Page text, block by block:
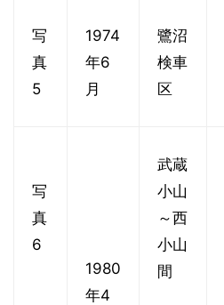
写
真
5
1974
年6
月
鷺沼
検車
区
写
真
6
1980
年4
武蔵
小山
～西
小山
間